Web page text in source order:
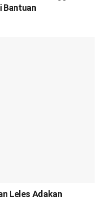
Bantuan
Leles Adakan